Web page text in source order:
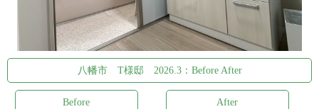
八幡市 T様邸 2026.3：Before After
Before After